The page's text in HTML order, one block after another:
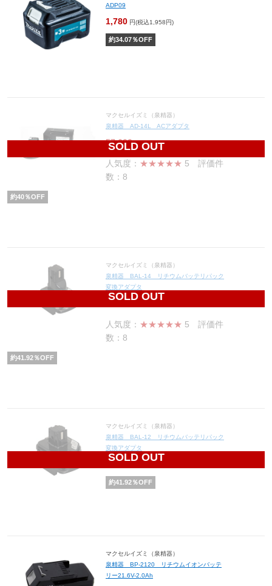
ADP09
1,780 円(税込1,958円)
約34.07％OFF
SOLD OUT
マクセルイズミ（泉精器）
泉精器 AD-14L ACアダプタ
57,600円(税込63,360円)
人気度： ★★★★★ 5 評価件
数：8
約40％OFF
SOLD OUT
マクセルイズミ（泉精器）
泉精器 BAL-14 リチウムバッテリパック
変換アダプタ
5,053
人気度： ★★★★★ 5 評価件
数：8
約41.92％OFF
SOLD OUT
マクセルイズミ（泉精器）
泉精器 BAL-12 リチウムバッテリパック
変換アダプタ
8,421
約41.92％OFF
マクセルイズミ（泉精器）
泉精器 BP-2120 リチウムイオンバッテ
リー21.6V-2.0Ah